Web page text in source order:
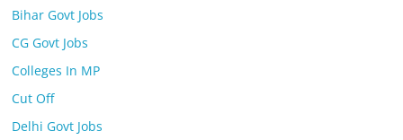
Bihar Govt Jobs
CG Govt Jobs
Colleges In MP
Cut Off
Delhi Govt Jobs